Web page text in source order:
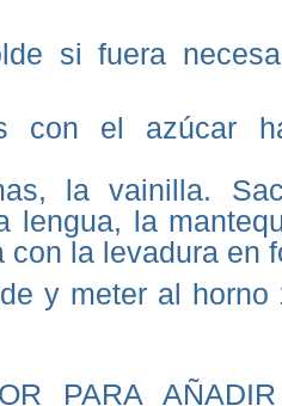
si fuera
con el azúcar
la vainilla.
lengua, la
con la levadura en
y meter al horno
PARA